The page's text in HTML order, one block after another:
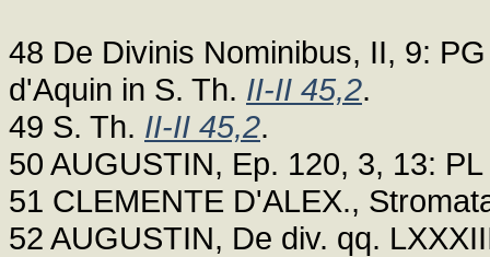
48 De Divinis Nominibus, II, 9:
d'Aquin in S. Th. II-II 45,2.
49 S. Th. II-II 45,2.
50 AUGUSTIN, Ep. 120, 3, 13:
51 CLEMENTE D'ALEX.,
52 AUGUSTIN, De div. qq.